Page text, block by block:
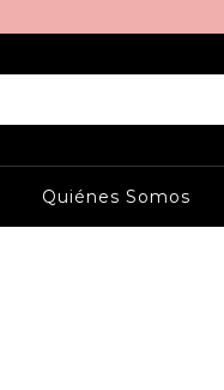
Quiénes Somos